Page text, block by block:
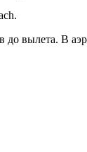
до вылета. В